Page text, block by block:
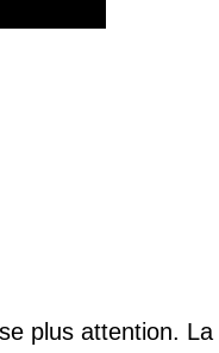
plus attention. La